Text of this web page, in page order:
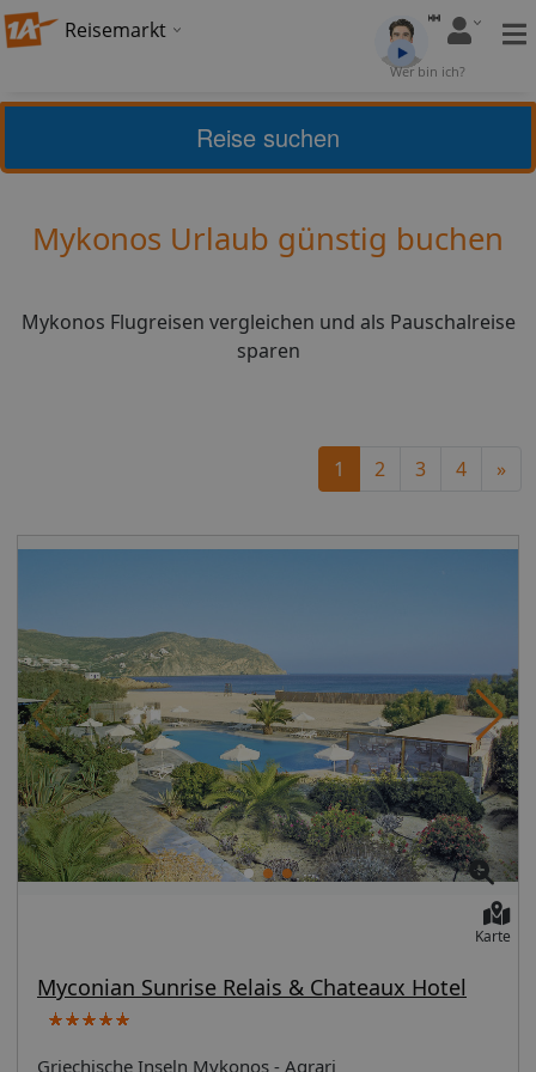
Reisemarkt
Wer bin ich?
Mykonos
Bewertung:4 (4) Bewerten
Mykonos Urlaub günstig buchen
Mykonos Flugreisen vergleichen und als Pauschalreise
sparen
Reise suchen
Karte
Myconian Sunrise Relais & Chateaux Hotel
Griechische Inseln Mykonos - Agrari
1 2 3 4 »